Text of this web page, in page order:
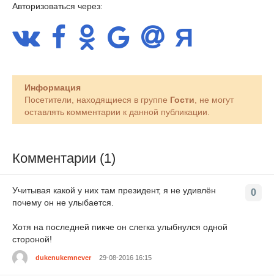
Авторизоваться через:
Информация
Посетители, находящиеся в группе Гости , не могут
оставлять комментарии к данной публикации.
Комментарии (1)
0
Учитывая какой у них там президент, я не удивлён
почему он не улыбается.
Хотя на последней пикче он слегка улыбнулся одной
стороной!
dukenukemnever 29-08-2016 16:15